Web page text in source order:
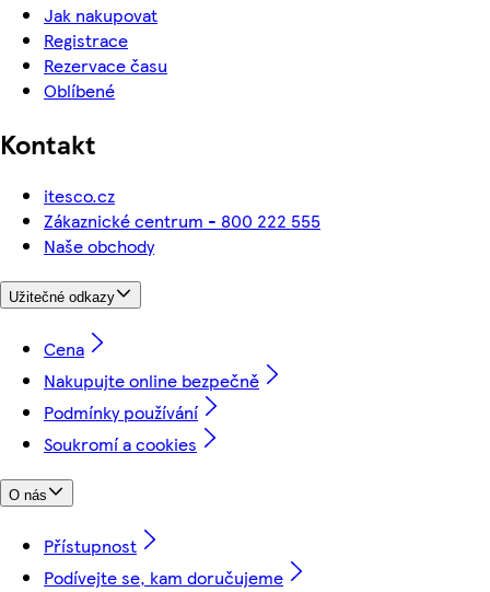
Jak nakupovat
Registrace
Rezervace času
Oblíbené
Kontakt
itesco.cz
Zákaznické centrum - 800 222 555
Naše obchody
Užitečné odkazy
Cena
Nakupujte online bezpečně
Podmínky používání
Soukromí a cookies
O nás
Přístupnost
Podívejte se, kam doručujeme